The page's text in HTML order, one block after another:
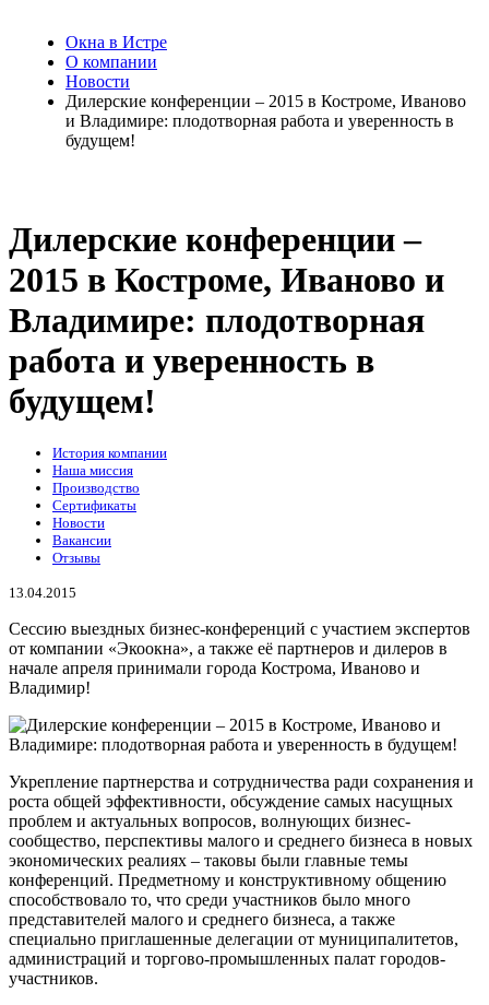
Окна в Истре
О компании
Новости
Дилерские конференции – 2015 в Костроме, Иваново
и Владимире: плодотворная работа и уверенность в
будущем!
Дилерские конференции –
2015 в Костроме, Иваново и
Владимире: плодотворная
работа и уверенность в
будущем!
История компании
Наша миссия
Производство
Сертификаты
Новости
Вакансии
Отзывы
13.04.2015
Сессию выездных бизнес-конференций с участием экспертов
от компании «Экоокна», а также её партнеров и дилеров в
начале апреля принимали города Кострома, Иваново и
Владимир!
Укрепление партнерства и сотрудничества ради сохранения и
роста общей эффективности, обсуждение самых насущных
проблем и актуальных вопросов, волнующих бизнес-
сообщество, перспективы малого и среднего бизнеса в новых
экономических реалиях – таковы были главные темы
конференций. Предметному и конструктивному общению
способствовало то, что среди участников было много
представителей малого и среднего бизнеса, а также
специально приглашенные делегации от муниципалитетов,
администраций и торгово-промышленных палат городов-
участников.